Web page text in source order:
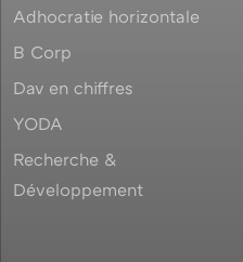
Adhocratie horizontale
B Corp
Dav en chiffres
YODA
Recherche &
Développement